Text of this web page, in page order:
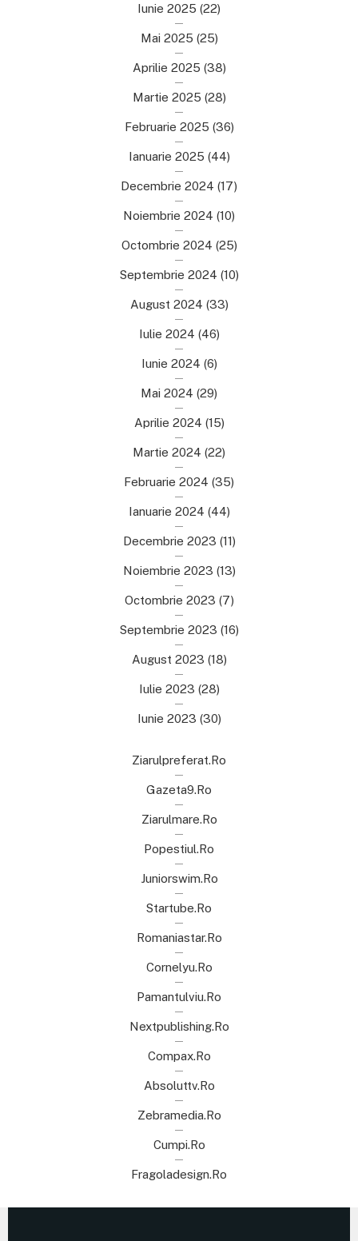
Iunie 2025 (22)
Mai 2025 (25)
Aprilie 2025 (38)
Martie 2025 (28)
Februarie 2025 (36)
Ianuarie 2025 (44)
Decembrie 2024 (17)
Noiembrie 2024 (10)
Octombrie 2024 (25)
Septembrie 2024 (10)
August 2024 (33)
Iulie 2024 (46)
Iunie 2024 (6)
Mai 2024 (29)
Aprilie 2024 (15)
Martie 2024 (22)
Februarie 2024 (35)
Ianuarie 2024 (44)
Decembrie 2023 (11)
Noiembrie 2023 (13)
Octombrie 2023 (7)
Septembrie 2023 (16)
August 2023 (18)
Iulie 2023 (28)
Iunie 2023 (30)
Ziarulpreferat.ro
Gazeta9.ro
Ziarulmare.ro
Popestiul.ro
Juniorswim.ro
Startube.ro
Romaniastar.ro
Cornelyu.ro
Pamantulviu.ro
Nextpublishing.ro
Compax.ro
Absoluttv.ro
Zebramedia.ro
Cumpi.ro
Fragoladesign.ro